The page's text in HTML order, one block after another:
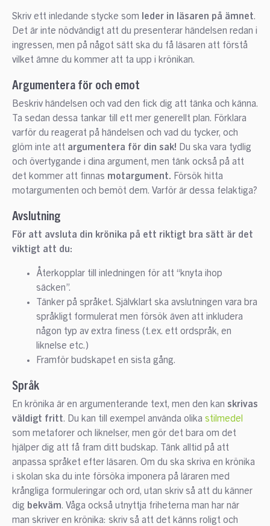
Skriv ett inledande stycke som leder in läsaren på ämnet.
Det är inte nödvändigt att du presenterar händelsen redan i
ingressen, men på något sätt ska du få läsaren att förstå
vilket ämne du kommer att ta upp i krönikan.
Argumentera för och emot
Beskriv händelsen och vad den fick dig att tänka och känna.
Ta sedan dessa tankar till ett mer generellt plan. Förklara
varför du reagerat på händelsen och vad du tycker, och
glöm inte att argumentera för din sak! Du ska vara tydlig
och övertygande i dina argument, men tänk också på att
det kommer att finnas motargument. Försök hitta
motargumenten och bemöt dem. Varför är dessa felaktiga?
Avslutning
För att avsluta din krönika på ett riktigt bra sätt är det
viktigt att du:
Återkopplar till inledningen för att “knyta ihop
säcken”.
Tänker på språket. Självklart ska avslutningen vara bra
språkligt formulerat men försök även att inkludera
någon typ av extra finess (t.ex. ett ordspråk, en
liknelse etc.)
Framför budskapet en sista gång.
Språk
En krönika är en argumenterande text, men den kan skrivas
väldigt fritt. Du kan till exempel använda olika stilmedel
som metaforer och liknelser, men gör det bara om det
hjälper dig att få fram ditt budskap. Tänk alltid på att
anpassa språket efter läsaren. Om du ska skriva en krönika
i skolan ska du inte försöka imponera på läraren med
krångliga formuleringar och ord, utan skriv så att du känner
dig bekväm. Våga också utnyttja friheterna man har när
man skriver en krönika: skriv så att det känns roligt och